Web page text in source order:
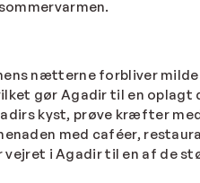
nætterne forbliver
gør Agadir til en
kyst, prøve kræfter
med caféer,
vejret i Agadirtil en af de